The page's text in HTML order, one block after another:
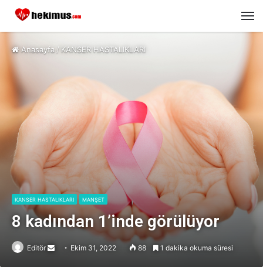
Anasayfa/KANSER HASTALIKLARI
KANSER HASTALIKLARI MANŞET
8 kadından 1’inde görülüyor
Editör
SendEkim 31, 2022 88 1 dakika okuma süresi